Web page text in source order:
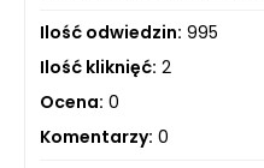
Ilość odwiedzin: 995
Ilość kliknięć: 2
Ocena: 0
Komentarzy: 0